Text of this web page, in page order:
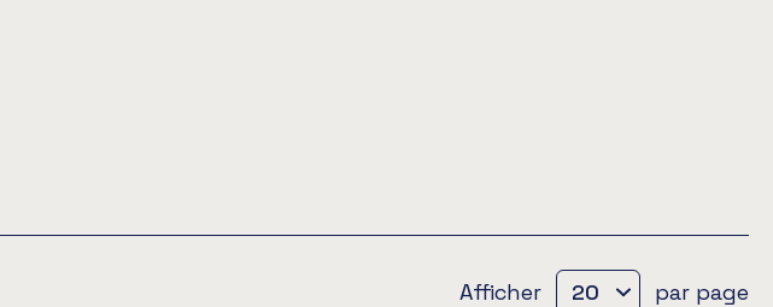
Afficher par page